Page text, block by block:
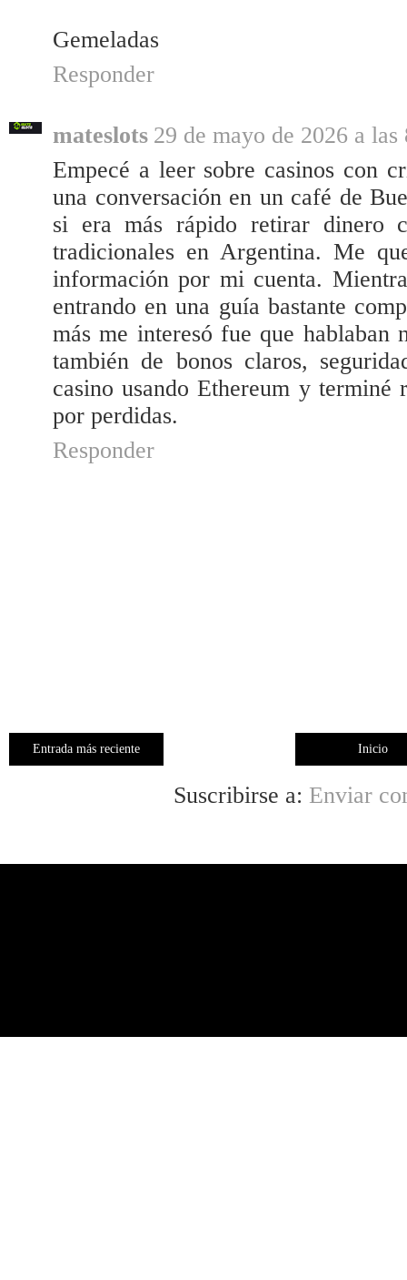
Gemeladas
Responder
mateslots 29 de mayo de 2026 a las
Empecé a leer sobre casinos con
una conversación en un café de
si era más rápido retirar dinero
tradicionales en Argentina. Me
información por mi cuenta.
entrando en una guía bastante
más me interesó fue que hablaban
también de bonos claros,
casino usando Ethereum y terminé
por perdidas.
Responder
Entrada más reciente Inicio
Suscribirse a: Enviar